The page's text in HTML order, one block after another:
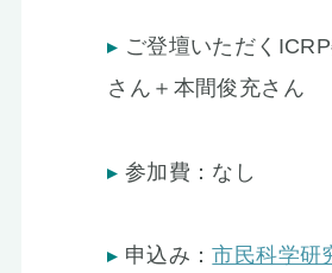
ご登壇いただく
さん＋本間俊充さん
参加費：なし
申込み：市民科学研